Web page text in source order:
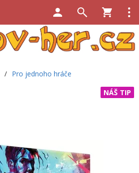
/ Pro jednoho hráče
NÁŠ TIP